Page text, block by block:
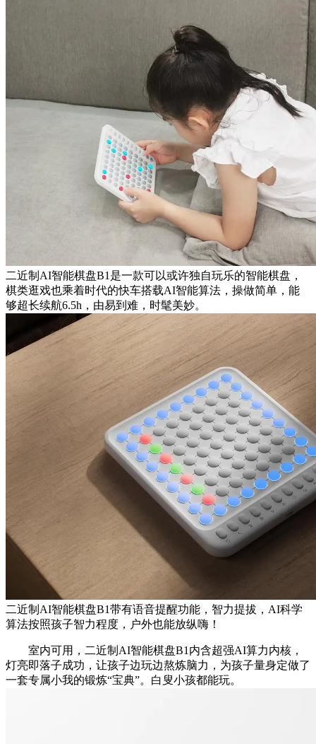
二近制AI智能棋盘B1是一款可以或许独自玩乐的智能棋盘，
棋类逛戏也乘着时代的快车搭载AI智能算法，操做简单，能
够超长续航6.5h，由易到难，时髦美妙。
二近制AI智能棋盘B1带有语音提醒功能，智力提拔，AI科学
算法按照孩子智力程度，户外也能放纵嗨！
室内可用，二近制AI智能棋盘B1内含超强AI算力内核，
灯亮即落子成功，让孩子边玩边熬炼脑力，为孩子量身定做了
一套专属小我的锻炼“宝典”。白叟小孩都能玩。